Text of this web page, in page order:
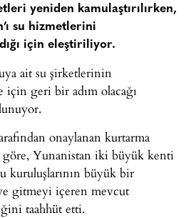
yeniden kamulaştırılırken,
su hizmetlerini
için eleştiriliyor.
ait su şirketlerinin
geri bir adım olacağı
onaylanan kurtarma
göre, Yunanistan iki büyük kenti
kuruluşlarının büyük bir
gitmeyi içeren mevcut
taahhüt etti.